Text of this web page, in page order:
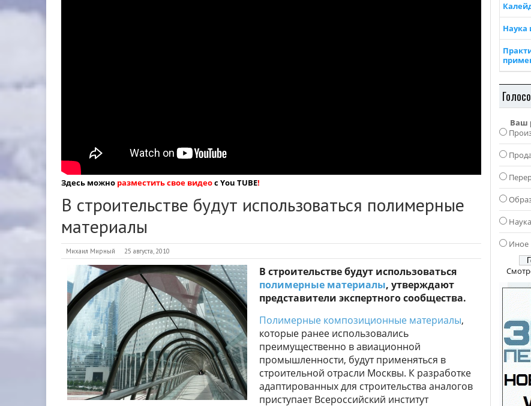
Здесь можно разместить свое видеос You TUBE!
В строительстве будут использоваться полимерные
материалы
Михаил Мирный 25 августа, 2010
В строительстве будут использоваться
полимерные материалы, утверждают
представители экспертного сообщества.
Полимерные композиционные материалы,
которые ранее использовались
преимущественно в авиационной
промышленности, будут применяться в
строительной отрасли Москвы. К разработке
адаптированных для строительства аналогов
приступает Всероссийский институт
Наука
Ваш
Наука
Иное